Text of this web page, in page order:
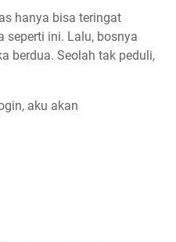
hanya bisa teringat
seperti ini. Lalu, bosnya
berdua. Seolah tak peduli,
aku akan